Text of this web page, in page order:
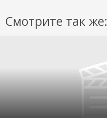
Смотрите так же: